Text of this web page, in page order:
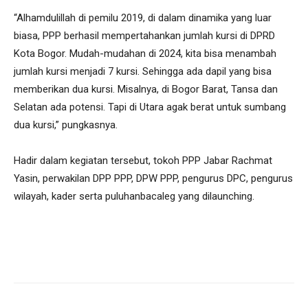
“Alhamdulillah di pemilu 2019, di dalam dinamika yang luar
biasa, PPP berhasil mempertahankan jumlah kursi di DPRD
Kota Bogor. Mudah-mudahan di 2024, kita bisa menambah
jumlah kursi menjadi 7 kursi. Sehingga ada dapil yang bisa
memberikan dua kursi. Misalnya, di Bogor Barat, Tansa dan
Selatan ada potensi. Tapi di Utara agak berat untuk sumbang
dua kursi,” pungkasnya.
Hadir dalam kegiatan tersebut, tokoh PPP Jabar Rachmat
Yasin, perwakilan DPP PPP, DPW PPP, pengurus DPC, pengurus
wilayah, kader serta puluhanbacaleg yang dilaunching.